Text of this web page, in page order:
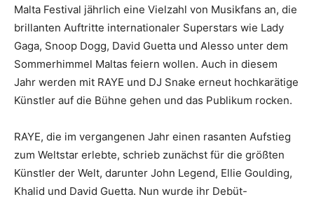
Malta Festival jährlich eine Vielzahl von Musikfans an, die
brillanten Auftritte internationaler Superstars wie Lady
Gaga, Snoop Dogg, David Guetta und Alesso unter dem
Sommerhimmel Maltas feiern wollen. Auch in diesem
Jahr werden mit RAYE und DJ Snake erneut hochkarätige
Künstler auf die Bühne gehen und das Publikum rocken.
RAYE, die im vergangenen Jahr einen rasanten Aufstieg
zum Weltstar erlebte, schrieb zunächst für die größten
Künstler der Welt, darunter John Legend, Ellie Goulding,
Khalid und David Guetta. Nun wurde ihr Debüt-